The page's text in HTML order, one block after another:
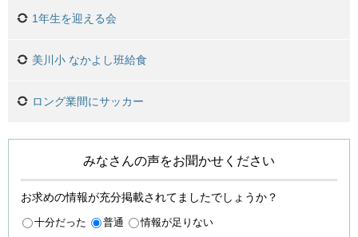
1年生を迎える会
美川小 なかよし班給食
ロング業間にサッカー
みなさんの声をお聞かせください
お求めの情報が充分掲載されてましたでしょうか？
十分だった 普通 情報が足りない